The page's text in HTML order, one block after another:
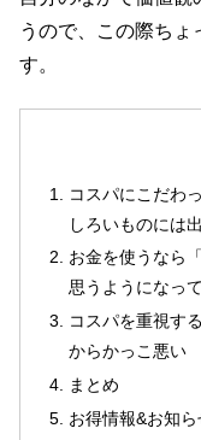
うので、この際ちょ
す。
コスパにこだわ
しろいものには
お金を使うなら
思うようになっ
コスパを重視す
からかっこ悪い
まとめ
お得情報&お知ら